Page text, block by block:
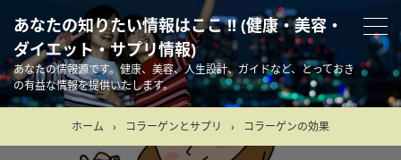
あなたの知りたい情報はここ !! (健康・美容・
ダイエット・サプリ情報)
あなたの情報源です。健康、美容、人生設計、ガイドなど、とっておき
の有益な情報を提供いたします。
ホーム › コラーゲンとサプリ › コラーゲンの効果